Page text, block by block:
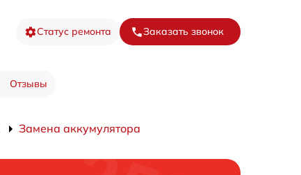
Статус ремонта Заказать звонок
Отзывы
Замена аккумулятора